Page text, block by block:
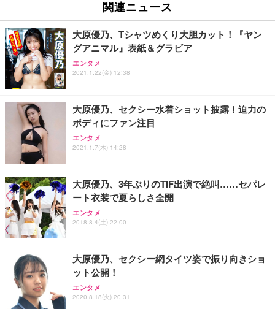
関連ニュース
大原優乃、Tシャツめくり大胆カット！『ヤン
グアニマル』表紙＆グラビア
エンタメ
2021.1.22(金) 12:38
大原優乃、セクシー水着ショット披露！迫力の
ボディにファン注目
エンタメ
2021.1.7(木) 14:28
大原優乃、3年ぶりのTIF出演で絶叫……セパレ
ート衣装で夏らしさ全開
エンタメ
2018.8.4(土) 22:00
大原優乃、セクシー網タイツ姿で振り向きショ
ット公開！
エンタメ
2020.8.18(火) 20:31